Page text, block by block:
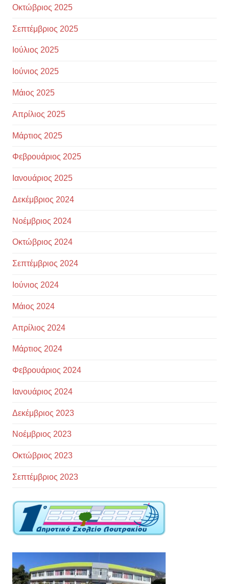
Οκτώβριος 2025
Σεπτέμβριος 2025
Ιούλιος 2025
Ιούνιος 2025
Μάιος 2025
Απρίλιος 2025
Μάρτιος 2025
Φεβρουάριος 2025
Ιανουάριος 2025
Δεκέμβριος 2024
Νοέμβριος 2024
Οκτώβριος 2024
Σεπτέμβριος 2024
Ιούνιος 2024
Μάιος 2024
Απρίλιος 2024
Μάρτιος 2024
Φεβρουάριος 2024
Ιανουάριος 2024
Δεκέμβριος 2023
Νοέμβριος 2023
Οκτώβριος 2023
Σεπτέμβριος 2023